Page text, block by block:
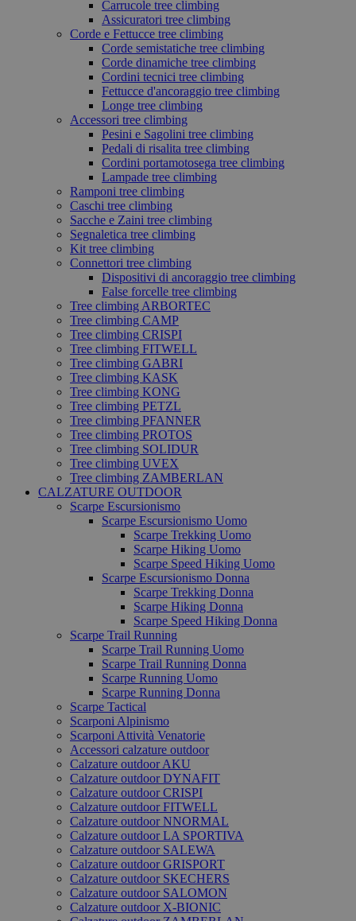
Carrucole tree climbing
Assicuratori tree climbing
Corde e Fettucce tree climbing
Corde semistatiche tree climbing
Corde dinamiche tree climbing
Cordini tecnici tree climbing
Fettucce d'ancoraggio tree climbing
Longe tree climbing
Accessori tree climbing
Pesini e Sagolini tree climbing
Pedali di risalita tree climbing
Cordini portamotosega tree climbing
Lampade tree climbing
Ramponi tree climbing
Caschi tree climbing
Sacche e Zaini tree climbing
Segnaletica tree climbing
Kit tree climbing
Connettori tree climbing
Dispositivi di ancoraggio tree climbing
False forcelle tree climbing
Tree climbing ARBORTEC
Tree climbing CAMP
Tree climbing CRISPI
Tree climbing FITWELL
Tree climbing GABRI
Tree climbing KASK
Tree climbing KONG
Tree climbing PETZL
Tree climbing PFANNER
Tree climbing PROTOS
Tree climbing SOLIDUR
Tree climbing UVEX
Tree climbing ZAMBERLAN
CALZATURE OUTDOOR
Scarpe Escursionismo
Scarpe Escursionismo Uomo
Scarpe Trekking Uomo
Scarpe Hiking Uomo
Scarpe Speed Hiking Uomo
Scarpe Escursionismo Donna
Scarpe Trekking Donna
Scarpe Hiking Donna
Scarpe Speed Hiking Donna
Scarpe Trail Running
Scarpe Trail Running Uomo
Scarpe Trail Running Donna
Scarpe Running Uomo
Scarpe Running Donna
Scarpe Tactical
Scarponi Alpinismo
Scarponi Attività Venatorie
Accessori calzature outdoor
Calzature outdoor AKU
Calzature outdoor DYNAFIT
Calzature outdoor CRISPI
Calzature outdoor FITWELL
Calzature outdoor NNORMAL
Calzature outdoor LA SPORTIVA
Calzature outdoor SALEWA
Calzature outdoor GRISPORT
Calzature outdoor SKECHERS
Calzature outdoor SALOMON
Calzature outdoor X-BIONIC